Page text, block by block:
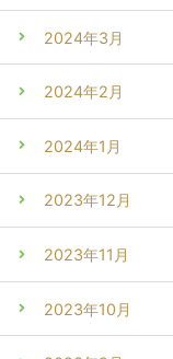
2024年3月
2024年2月
2024年1月
2023年12月
2023年11月
2023年10月